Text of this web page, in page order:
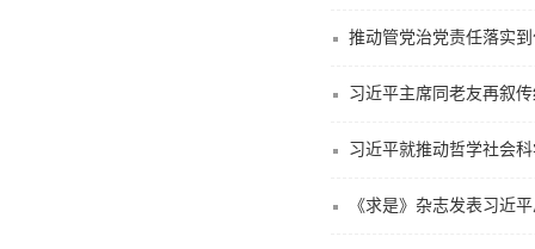
推动管党治党责任落实
习近平主席同老友再叙
习近平就推动哲学社会
《求是》杂志发表习近